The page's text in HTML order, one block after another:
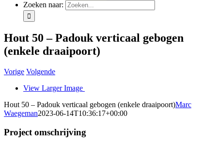
Zoeken naar:
Hout 50 – Padouk verticaal gebogen
(enkele draaipoort)
Vorige Volgende
View Larger Image
Hout 50 – Padouk verticaal gebogen (enkele draaipoort)Marc
Waegeman2023-06-14T10:36:17+00:00
Project omschrijving